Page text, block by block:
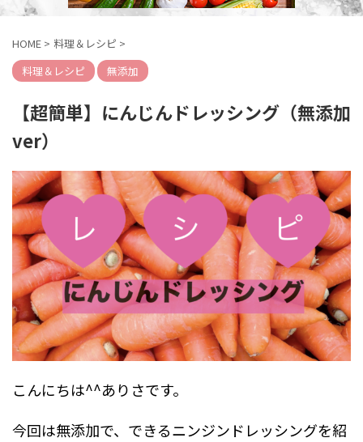
HOME > 料理＆レシピ >
料理＆レシピ
無添加
【超簡単】にんじんドレッシング（無添加
ver）
こんにちは^^ありさです。
今回は無添加で、できるニンジンドレッシングを紹